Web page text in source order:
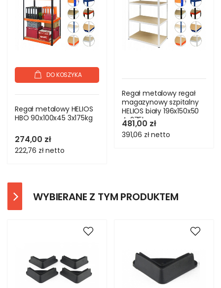
DO KOSZYKA
Regał metalowy HELIOS
HBO 90x100x45 3x175kg
274,00 zł
222,76 złnetto
Regał metalowy regał
magazynowy szpitalny
HELIOS biały 196x150x50
4x275kg
481,00 zł
391,06 złnetto
WYBIERANE Z TYM PRODUKTEM